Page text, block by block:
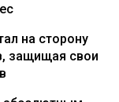
на сторону
защищая свои